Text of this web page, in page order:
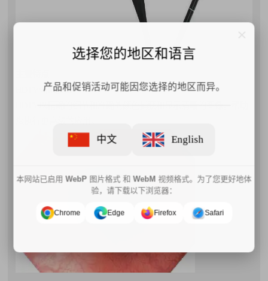
HDTV图像质量
选择您的地区和语言
产品和促销活动可能因您选择的地区而异。
中文 English
本网站已启用WebP 图片格式 和WebM 视频格式。为了您更好地体
验，请下载以下浏览器：
Chrome Edge Firefox Safari